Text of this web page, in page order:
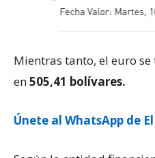
Mientras tanto, el euro se
en505,41 bolívares.
Únete al WhatsApp de